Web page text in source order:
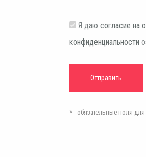
Я даю согласие на
конфиденциальности
* - обязательные поля